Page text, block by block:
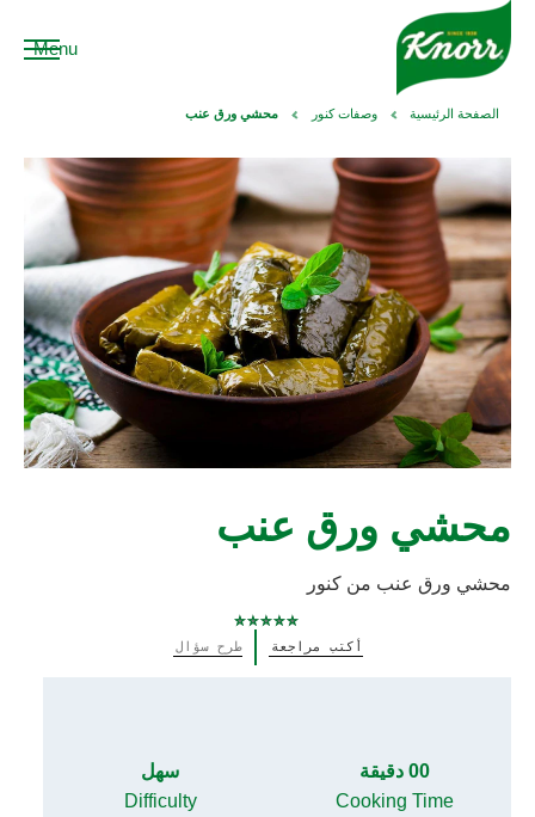
Menu
الصفحة الرئيسية وصفات كنور محشي ورق عنب
محشي ورق عنب
محشي ورق عنب من كنور
يتم
أكتب مراجعة طرح سؤال
00 دقيقة
Cooking Time
سهل
Difficulty